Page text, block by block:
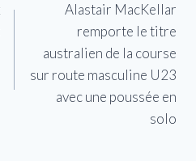
Alastair MacKellar
remporte le titre
australien de la course
sur route masculine U23
avec une poussée en
solo